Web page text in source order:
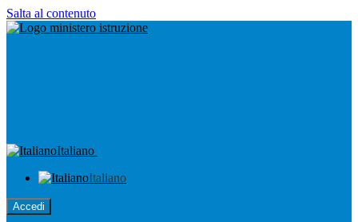
Salta al contenuto
Italiano
Italiano
Accedi